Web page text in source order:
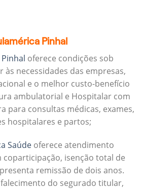
Pinhal
oferece condições sob
às necessidades das empresas,
e o melhor custo-benefício
ambulatorial e Hospitalar com
para consultas médicas, exames,
hospitalares e partos;
Saúde oferece atendimento
coparticipação, isenção total de
remissão de dois anos.
falecimento do segurado titular,